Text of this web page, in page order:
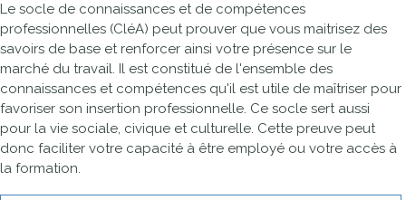
Le socle de connaissances et de compétences
professionnelles (CléA) peut prouver que vous maitrisez des
savoirs de base et renforcer ainsi votre présence sur le
marché du travail. Il est constitué de l'ensemble des
connaissances et compétences qu'il est utile de maîtriser pour
favoriser son insertion professionnelle. Ce socle sert aussi
pour la vie sociale, civique et culturelle. Cette preuve peut
donc faciliter votre capacité à être employé ou votre accès à
la formation.